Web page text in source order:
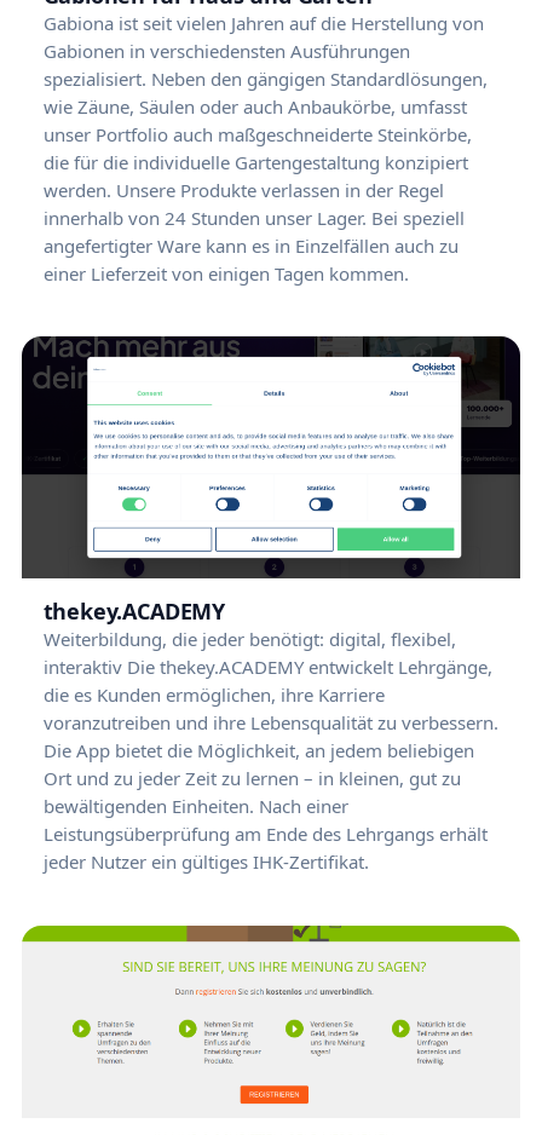
Gabiona ist seit vielen Jahren auf die Herstellung von
Gabionen in verschiedensten Ausführungen
spezialisiert. Neben den gängigen Standardlösungen,
wie Zäune, Säulen oder auch Anbaukörbe, umfasst
unser Portfolio auch maßgeschneiderte Steinkörbe,
die für die individuelle Gartengestaltung konzipiert
werden. Unsere Produkte verlassen in der Regel
innerhalb von 24 Stunden unser Lager. Bei speziell
angefertigter Ware kann es in Einzelfällen auch zu
einer Lieferzeit von einigen Tagen kommen.
thekey.ACADEMY
Weiterbildung, die jeder benötigt: digital, flexibel,
interaktiv Die thekey.ACADEMY entwickelt Lehrgänge,
die es Kunden ermöglichen, ihre Karriere
voranzutreiben und ihre Lebensqualität zu verbessern.
Die App bietet die Möglichkeit, an jedem beliebigen
Ort und zu jeder Zeit zu lernen – in kleinen, gut zu
bewältigenden Einheiten. Nach einer
Leistungsüberprüfung am Ende des Lehrgangs erhält
jeder Nutzer ein gültiges IHK-Zertifikat.